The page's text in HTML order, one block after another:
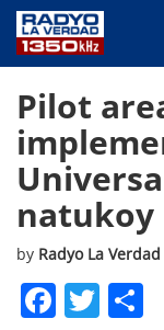
PUBLIC
PROGRAMS
ABOUT
CONTACT US
Pilot
natukoy
by Radyo La Verdad